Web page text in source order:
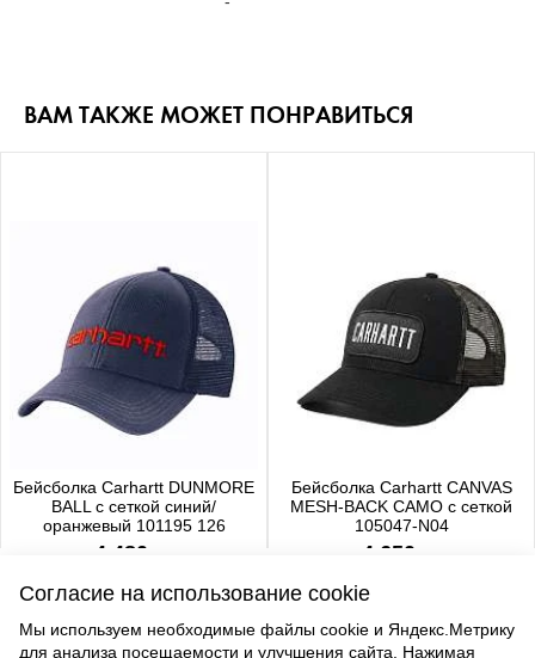
ВАМ ТАКЖЕ МОЖЕТ ПОНРАВИТЬСЯ
Бейсболка Carhartt DUNMORE
BALL с сеткой синий/
оранжевый 101195 126
4 480 р.
Бейсболка Carhartt CANVAS
MESH-BACK CAMO с сеткой
105047-N04
4 650 р.
Согласие на использование cookie
Мы используем необходимые файлы cookie и Яндекс.Метрику
для анализа посещаемости и улучшения сайта. Нажимая